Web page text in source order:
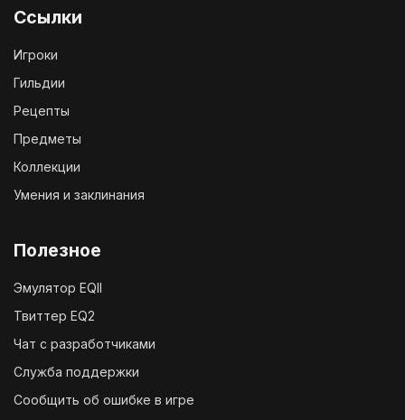
Ссылки
Игроки
Гильдии
Рецепты
Предметы
Коллекции
Умения и заклинания
Полезное
Эмулятор EQII
Твиттер EQ2
Чат с разработчиками
Служба поддержки
Сообщить об ошибке в игре